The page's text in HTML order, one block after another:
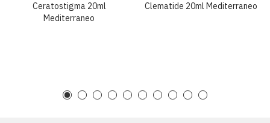
Ceratostigma 20ml
Mediterraneo
Clematide 20ml Mediterraneo